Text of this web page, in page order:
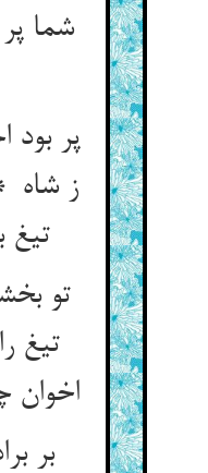
شما
پر بود
ز شاه
تو
تیغ
بر